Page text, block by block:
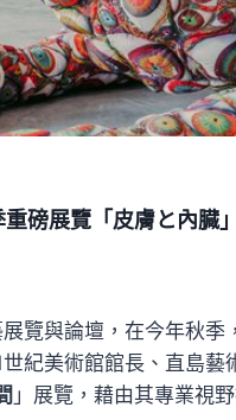
磅展覽「皮膚と內臓」
覽與論壇，在今年秋季
紀美術館館長、直島藝
」展覽，藉由其專業視